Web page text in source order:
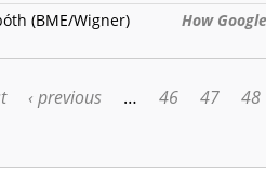
(BME/Wigner) How
‹ previous … 46 47 48